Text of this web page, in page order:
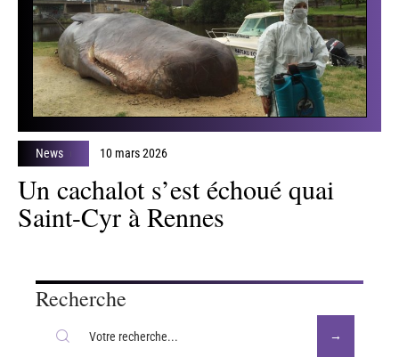
News 10 mars 2026
Un cachalot s’est échoué quai
Saint-Cyr à Rennes
Recherche